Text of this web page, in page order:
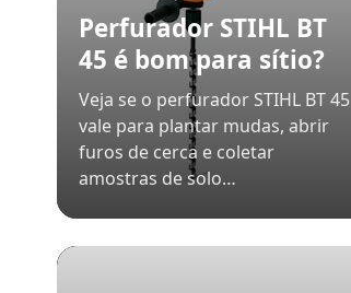
Perfurador STIHL BT
45 é bom para sítio?
Veja se o perfurador STIHL BT 45
vale para plantar mudas, abrir
furos de cerca e coletar
amostras de solo…